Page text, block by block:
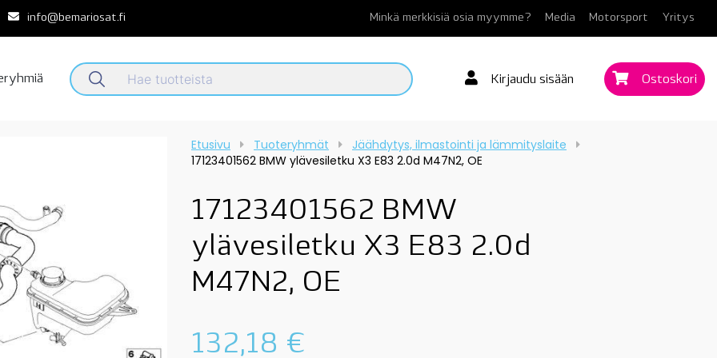
info@bemariosat.fi Minkä merkkisiä osia myymme? Media Motorsport Yritys
Kirjaudu sisään Ostoskori
Etusivu Tuoteryhmät
Jäähdytys, ilmastointi ja lämmityslaite
17123401562 BMW ylävesiletku X3 E83 2.0d M47N2, OE
17123401562 BMW
ylävesiletku X3 E83 2.0d
M47N2, OE
132,18 €